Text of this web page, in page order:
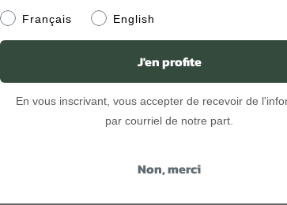
Français English
J'en profite
En vous inscrivant, vous accepter de recevoir de
par courriel de notre part.
Non, merci